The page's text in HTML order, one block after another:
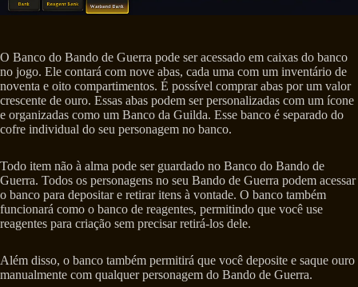
O Banco do Bando de Guerra pode ser acessado em caixas do banco
no jogo. Ele contará com nove abas, cada uma com um inventário de
noventa e oito compartimentos. É possível comprar abas por um valor
crescente de ouro. Essas abas podem ser personalizadas com um ícone
e organizadas como um Banco da Guilda. Esse banco é separado do
cofre individual do seu personagem no banco.
Todo item não à alma pode ser guardado no Banco do Bando de
Guerra. Todos os personagens no seu Bando de Guerra podem acessar
o banco para depositar e retirar itens à vontade. O banco também
funcionará como o banco de reagentes, permitindo que você use
reagentes para criação sem precisar retirá-los dele.
Além disso, o banco também permitirá que você deposite e saque ouro
manualmente com qualquer personagem do Bando de Guerra.